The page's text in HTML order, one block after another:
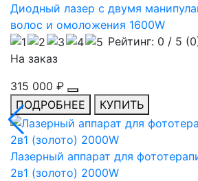
Диодный лазер с двумя
волос и омоложения 1600W
Рейтинг: 0 / 5 (0
На заказ
315 000 ₽
ПОДРОБНЕЕ
КУПИТЬ
Лазерный аппарат для
2в1 (золото) 2000W